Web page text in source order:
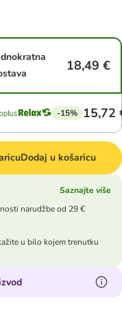
18,49 €
-15% 15,72
Dodaj u košaricu
Saznajte više
narudžbe od 29 €
u bilo kojem trenutku